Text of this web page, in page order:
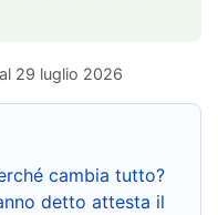
29 luglio 2026
cambia tutto?
detto attesta il